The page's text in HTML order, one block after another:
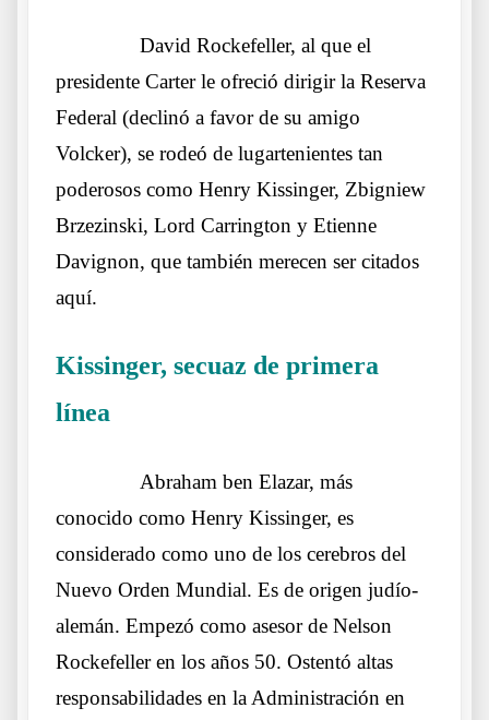
David Rockefeller, al que el
presidente Carter le ofreció dirigir la Reserva
Federal (declinó a favor de su amigo
Volcker), se rodeó de lugartenientes tan
poderosos como Henry Kissinger, Zbigniew
Brzezinski, Lord Carrington y Etienne
Davignon, que también merecen ser citados
aquí.
Kissinger, secuaz de primera
línea
Abraham ben Elazar, más
conocido como Henry Kissinger, es
considerado como uno de los cerebros del
Nuevo Orden Mundial. Es de origen judío-
alemán. Empezó como asesor de Nelson
Rockefeller en los años 50. Ostentó altas
responsabilidades en la Administración en